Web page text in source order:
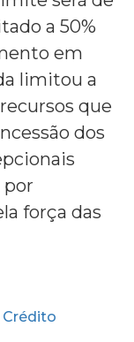
a 50%
em
limitou a
que
dos
por
força das
Crédito